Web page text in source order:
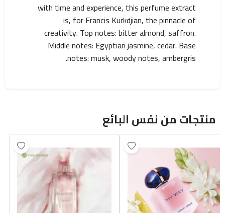
with time and experience, this perfume extract
is, for Francis Kurkdjian, the pinnacle of
creativity. Top notes: bitter almond, saffron.
Middle notes: Egyptian jasmine, cedar. Base
notes: musk, woody notes, ambergris.
منتجات من نفس البائع